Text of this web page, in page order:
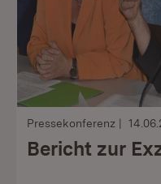
Pressekonferenz
Bericht zur